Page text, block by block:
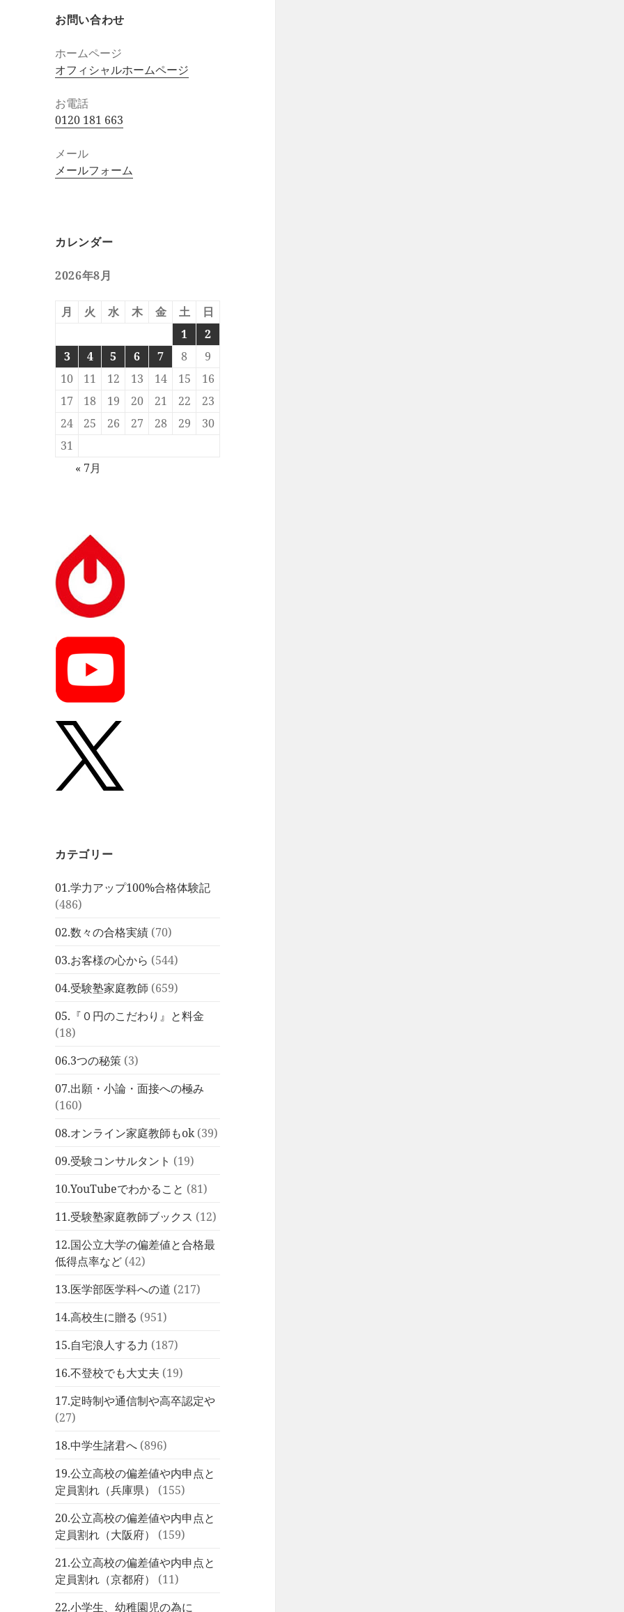
お問い合わせ
ホームページ
オフィシャルホームページ
お電話
0120 181 663
メール
メールフォーム
カレンダー
2026年8月
月 火 水 木 金 土
日
1
2
3
4 5 6 7 8
9
10
11 12 13 14 15
16
17
18 19 20 21 22
23
24
25 26 27 28 29
30
31
« 7月
カテゴリー
01.学力アップ100%合格体験記
(486)
02.数々の合格実績 (70)
03.お客様の心から (544)
04.受験塾家庭教師 (659)
05.『０円のこだわり』と料金
(18)
06.3つの秘策 (3)
07.出願・小論・面接への極み
(160)
08.オンライン家庭教師もok(39)
09.受験コンサルタント (19)
10.YouTubeでわかること (81)
11.受験塾家庭教師ブックス (12)
12.国公立大学の偏差値と合格最
低得点率など (42)
13.医学部医学科への道 (217)
14.高校生に贈る (951)
15.自宅浪人する力 (187)
16.不登校でも大丈夫 (19)
17.定時制や通信制や高卒認定や
(27)
18.中学生諸君へ (896)
19.公立高校の偏差値や内申点と
定員割れ（兵庫県）
(155)
20.公立高校の偏差値や内申点と
定員割れ（大阪府）
(159)
21.公立高校の偏差値や内申点と
定員割れ（京都府）
(11)
22.小学生、幼稚園児の為に